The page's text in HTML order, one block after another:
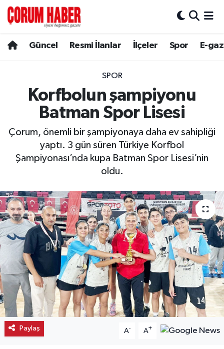
Güncel Resmi İlanlar İlçeler Spor E-
SPOR
Korfbolun şampiyonu
Batman Spor Lisesi
Çorum, önemli bir şampiyonaya daha ev sahipliği
yaptı. 3 gün süren Türkiye Korfbol
Şampiyonası’nda kupa Batman Spor Lisesi’nin
oldu.
Paylaş A- A+
Spor
Resmi İlanlar
Alaca
Boğazkale
Dodurga
İskilip
Kargı
Laçin
Mecitözü
Oğuzlar
Hava Durumu
Çorum Namaz Vakitleri
Trafik Durumu
Süper Lig Puan Durumu ve Fikstür
Tüm Manşetler
Son Dakika Haberleri
Haber Arşivi